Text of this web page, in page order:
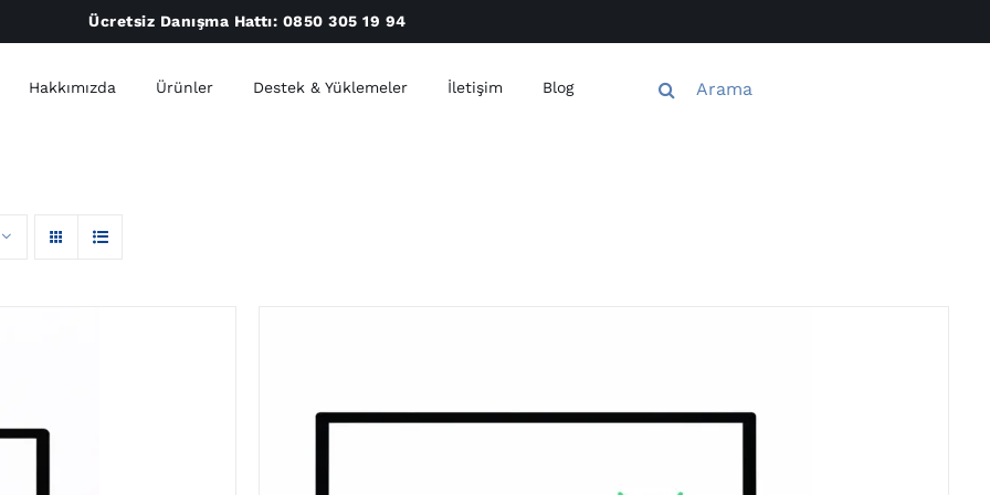
Ücretsiz Danışma Hattı: 0850 305 19 94
Hakkımızda Ürünler Destek & Yüklemeler İletişim Blog